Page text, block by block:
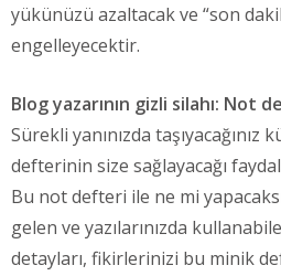
yükünüzü azaltacak ve “son
engelleyecektir.
Blog yazarının gizli silahı: Not
Sürekli yanınızda
defterinin size sağlayacağı
Bu not defteri ile ne mi
gelen ve yazılarınızda
detayları, fikirlerinizi bu minik